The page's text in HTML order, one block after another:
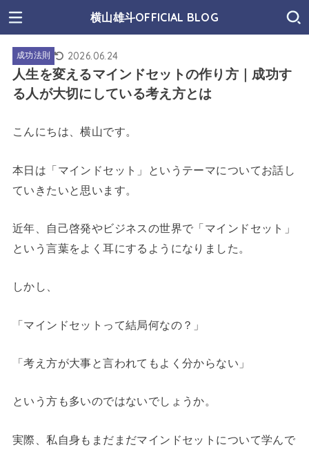
横山雄斗OFFICIAL BLOG
成功法則 2026.06.24
人生を変えるマインドセットの作り方｜成功す
る人が大切にしている考え方とは
こんにちは、横山です。
本日は「マインドセット」というテーマについてお話し
ていきたいと思います。
近年、自己啓発やビジネスの世界で「マインドセット」
という言葉をよく耳にするようになりました。
しかし、
「マインドセットって結局何なの？」
「考え方が大事と言われてもよく分からない」
という方も多いのではないでしょうか。
実際、私自身もまだまだマインドセットについて学んで